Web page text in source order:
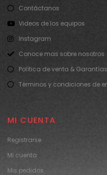
Contáctanos
Videos de los equipos
Instagram
Conoce mas sobre nosotros
Política de venta & Garantías
Términos y condiciones de
MI CUENTA
Registrarse
Mi cuenta
Mis pedidos